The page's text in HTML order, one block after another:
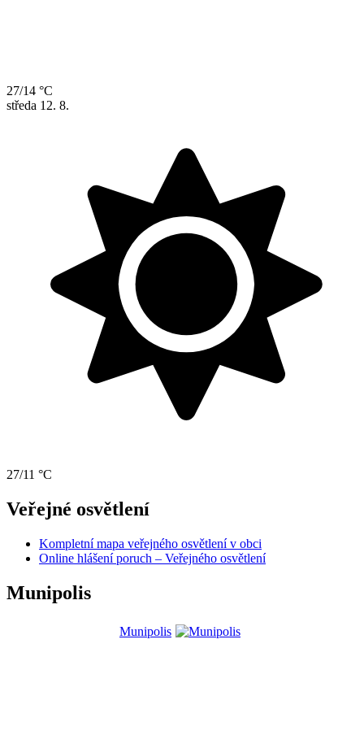
27/14 °C
středa 12. 8.
27/11 °C
Veřejné osvětlení
Kompletní mapa veřejného osvětlení v obci
Online hlášení poruch – Veřejného osvětlení
Munipolis
Munipolis